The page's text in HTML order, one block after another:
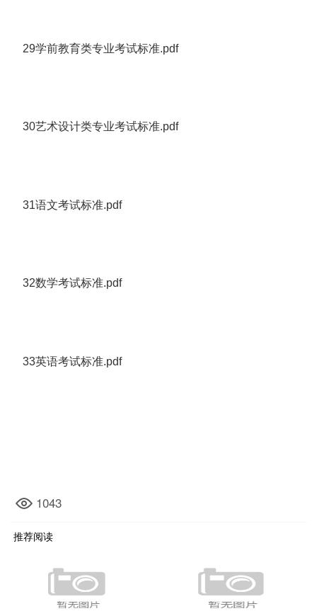
29学前教育类专业考试标准.pdf
30艺术设计类专业考试标准.pdf
31语文考试标准.pdf
32数学考试标准.pdf
33英语考试标准.pdf
1043
推荐阅读